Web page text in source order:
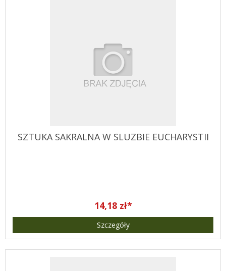
SZTUKA SAKRALNA W SLUZBIE EUCHARYSTII
14,18 zł*
Szczegóły